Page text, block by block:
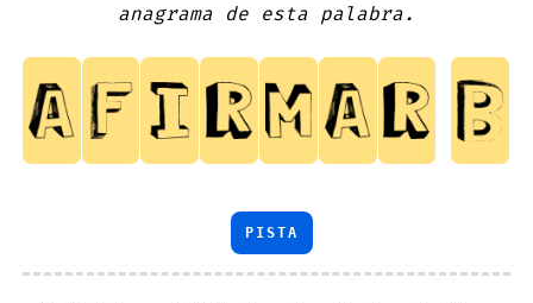
anagrama de esta palabra.
PISTA